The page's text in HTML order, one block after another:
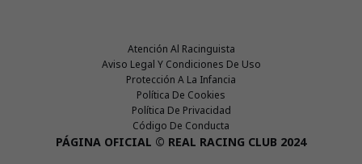
Atención Al Racinguista
Aviso Legal Y Condiciones De Uso
Protección A La Infancia
Política De Cookies
Política De Privacidad
Código De Conducta
PÁGINA OFICIAL © REAL RACING CLUB 2024